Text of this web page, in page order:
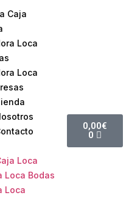
Caja
Loca
Loca
Loca
Loca Bodas
Loca
0,00€
0